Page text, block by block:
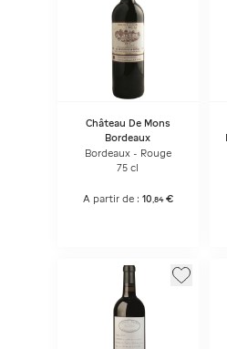
Château De Mons
Bordeaux
Bordeaux - Rouge
75 cl
A partir de : 10,84 €